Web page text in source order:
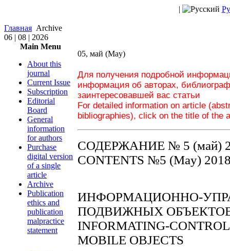
|
Главная Archive
06 | 08 | 2026
Main Menu
About this
journal
Current Issue
Subscription
Editorial
Board
General
information
for authors
Purchase
digital version
of a single
article
Archive
Publication
ethics and
publication
malpractice
statement
05, май (May)
Для получения подробной
информация об авторах,
заинтересовавшей вас статьи
For detailed information on article
bibliographies), click on the title of the
СОДЕРЖАНИЕ № 5 (май)
CONTENTS №5 (May)
ИНФОРМАЦИОННО-
ПОДВИЖНЫХ
INFORMATING-
MOBILE OBJECTS